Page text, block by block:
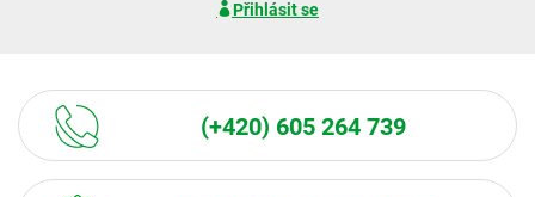
Přihlásit se
(+420) 605 264 739